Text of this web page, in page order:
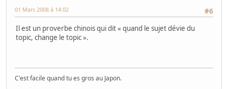
#6
01 Mars 2008 à 14:02
Il est un proverbe chinois qui dit « quand le sujet dévie du
topic, change le topic ».
C'est facile quand tu es gros au Japon.